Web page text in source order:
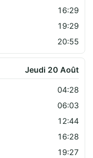
16:29
19:29
20:55
Jeudi 20 Août
04:28
06:03
12:44
16:28
19:27